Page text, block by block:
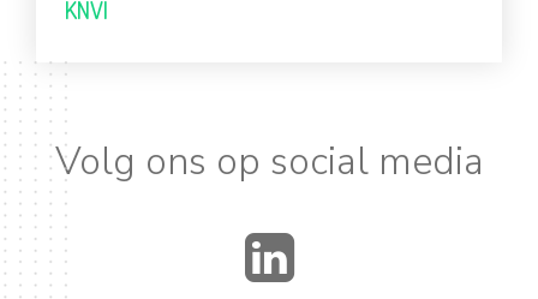
KNVI
Volg ons op social media